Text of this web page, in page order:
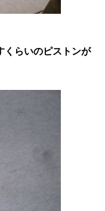
くらいのピストンが